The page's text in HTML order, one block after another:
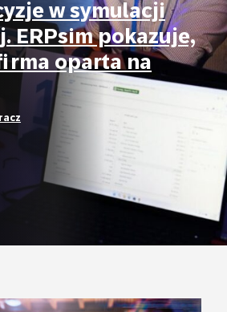
w symulacji
ERPsim pokazuje,
oparta na